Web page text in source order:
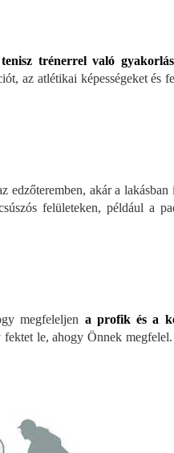
trénerrel való
az atlétikai képességeket és
edzőteremben, akár a lakásban
felületeken, például a
megfeleljen a profik és a
le, ahogy Önnek